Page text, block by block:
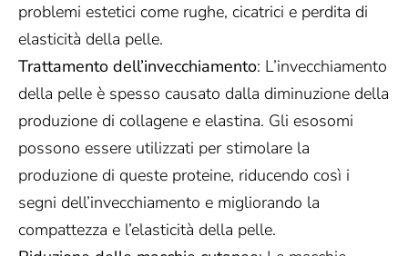
problemi estetici come rughe, cicatrici e perdita di
elasticità della pelle.
Trattamento dell’invecchiamento: L’invecchiamento
della pelle è spesso causato dalla diminuzione della
produzione di collagene e elastina. Gli esosomi
possono essere utilizzati per stimolare la
produzione di queste proteine, riducendo così i
segni dell’invecchiamento e migliorando la
compattezza e l’elasticità della pelle.